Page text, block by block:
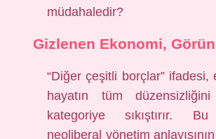
müdahaledir?
Gizlenen Ekonomi,
“Diğer çeşitli borçlar” ifadesi,
hayatın tüm
kategoriye sıkıştırır.
neoliberal yönetim